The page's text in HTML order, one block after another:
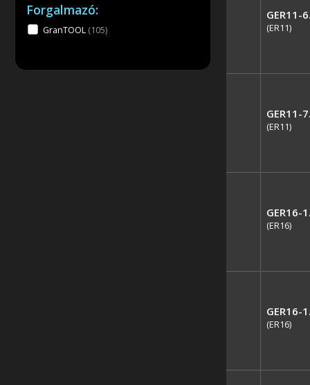
Forgalmazó:
GranTOOL (105)
GER11-
(ER11)
GER11-
(ER11)
GER16-
(ER16)
GER16-
(ER16)